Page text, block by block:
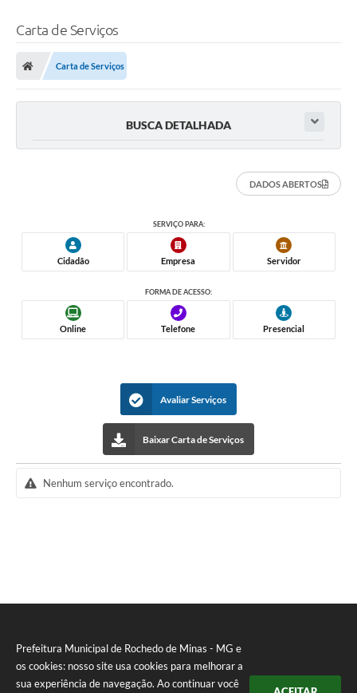
Prefeitura Municipal de Rochedo de Minas - MG e
os cookies: nosso site usa cookies para melhorar a
sua experiência de navegação. Ao continuar você
Carta de Serviços
Carta de Serviços
BUSCA DETALHADA
DADOS ABERTOS
SERVIÇO PARA:
Cidadão Empresa Servidor
FORMA DE ACESSO:
Online Telefone Presencial
Avaliar Serviços
Baixar Carta de Serviços
Nenhum serviço encontrado.